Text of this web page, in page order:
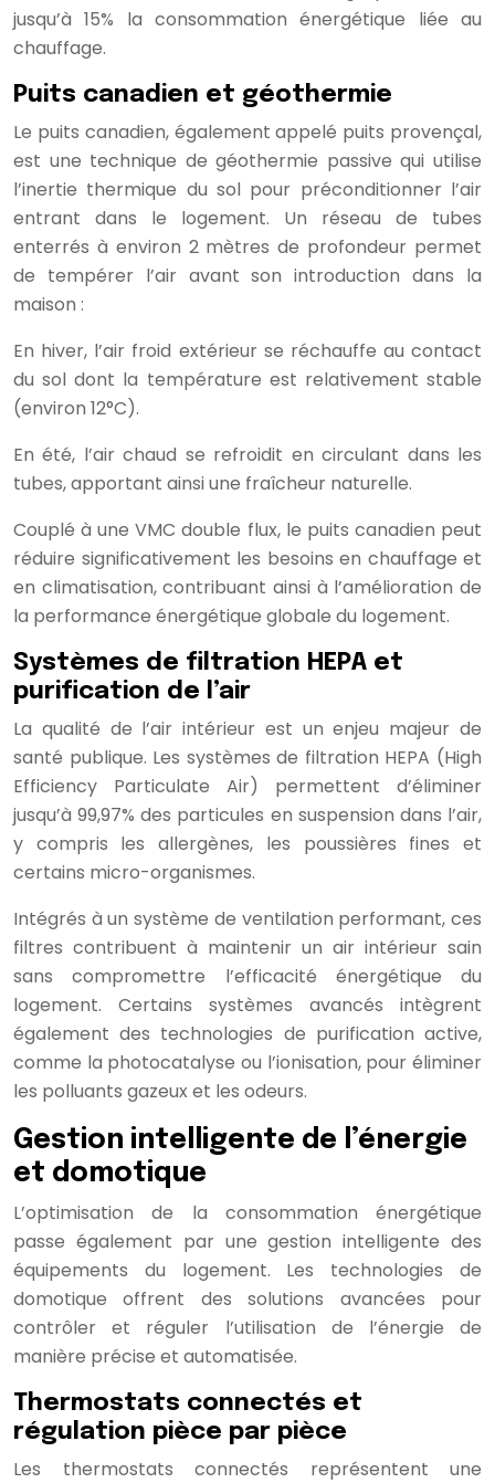
jusqu’à 15% la consommation énergétique liée au
chauffage.
Puits canadien et géothermie
Le puits canadien, également appelé puits provençal,
est une technique de géothermie passive qui utilise
l’inertie thermique du sol pour préconditionner l’air
entrant dans le logement. Un réseau de tubes
enterrés à environ 2 mètres de profondeur permet
de tempérer l’air avant son introduction dans la
maison :
En hiver, l’air froid extérieur se réchauffe au contact
du sol dont la température est relativement stable
(environ 12°C).
En été, l’air chaud se refroidit en circulant dans les
tubes, apportant ainsi une fraîcheur naturelle.
Couplé à une VMC double flux, le puits canadien peut
réduire significativement les besoins en chauffage et
en climatisation, contribuant ainsi à l’amélioration de
la performance énergétique globale du logement.
Systèmes de filtration HEPA et
purification de l’air
La qualité de l’air intérieur est un enjeu majeur de
santé publique. Les systèmes de filtration HEPA (High
Efficiency Particulate Air) permettent d’éliminer
jusqu’à 99,97% des particules en suspension dans l’air,
y compris les allergènes, les poussières fines et
certains micro-organismes.
Intégrés à un système de ventilation performant, ces
filtres contribuent à maintenir un air intérieur sain
sans compromettre l’efficacité énergétique du
logement. Certains systèmes avancés intègrent
également des technologies de purification active,
comme la photocatalyse ou l’ionisation, pour éliminer
les polluants gazeux et les odeurs.
Gestion intelligente de l’énergie
et domotique
L’optimisation de la consommation énergétique
passe également par une gestion intelligente des
équipements du logement. Les technologies de
domotique offrent des solutions avancées pour
contrôler et réguler l’utilisation de l’énergie de
manière précise et automatisée.
Thermostats connectés et
régulation pièce par pièce
Les thermostats connectés représentent une